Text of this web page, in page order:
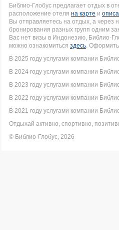
Библио-Глобус предлагает отдых в
расположение отеля на карте и
Вы отправляетесь на отдых, а через
бронирования разных групп одним
Вас нет визы в Индонезию, Библио-
можно ознакомиться здесь. Оформить
В 2025 году услугами компании
В 2024 году услугами компании
В 2023 году услугами компании
В 2022 году услугами компании
В 2021 году услугами компании
Отдыхай активно, спортивно,
© Библио-Глобус, 2026